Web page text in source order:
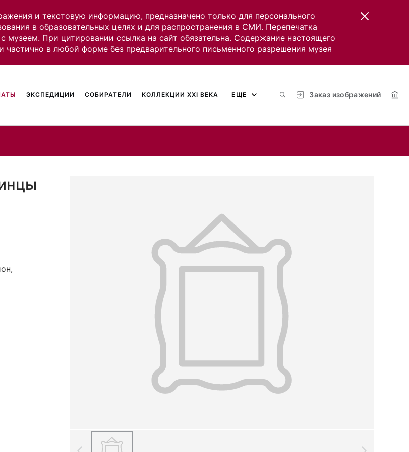
и текстовую информацию, предназначено только для персонального
в образовательных целях и для распространения в СМИ. Перепечатка
музеем. При цитировании ссылка на сайт обязательна. Содержание настоящего
в любой форме без предварительного письменного разрешения музея
Заказ изображений
ЭКСПЕДИЦИИ СОБИРАТЕЛИ КОЛЛЕКЦИИ XXI ВЕКА ЕЩЕ